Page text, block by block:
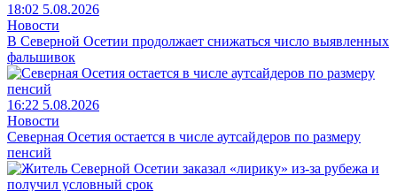
18:02 5.08.2026
Новости
В Северной Осетии продолжает снижаться число выявленных
фальшивок
16:22 5.08.2026
Новости
Северная Осетия остается в числе аутсайдеров по размеру
пенсий